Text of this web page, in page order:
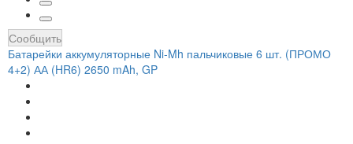
Сообщить
Батарейки аккумуляторные Ni-Mh пальчиковые 6 шт. (ПРОМО
4+2) АА (HR6) 2650 mAh, GP